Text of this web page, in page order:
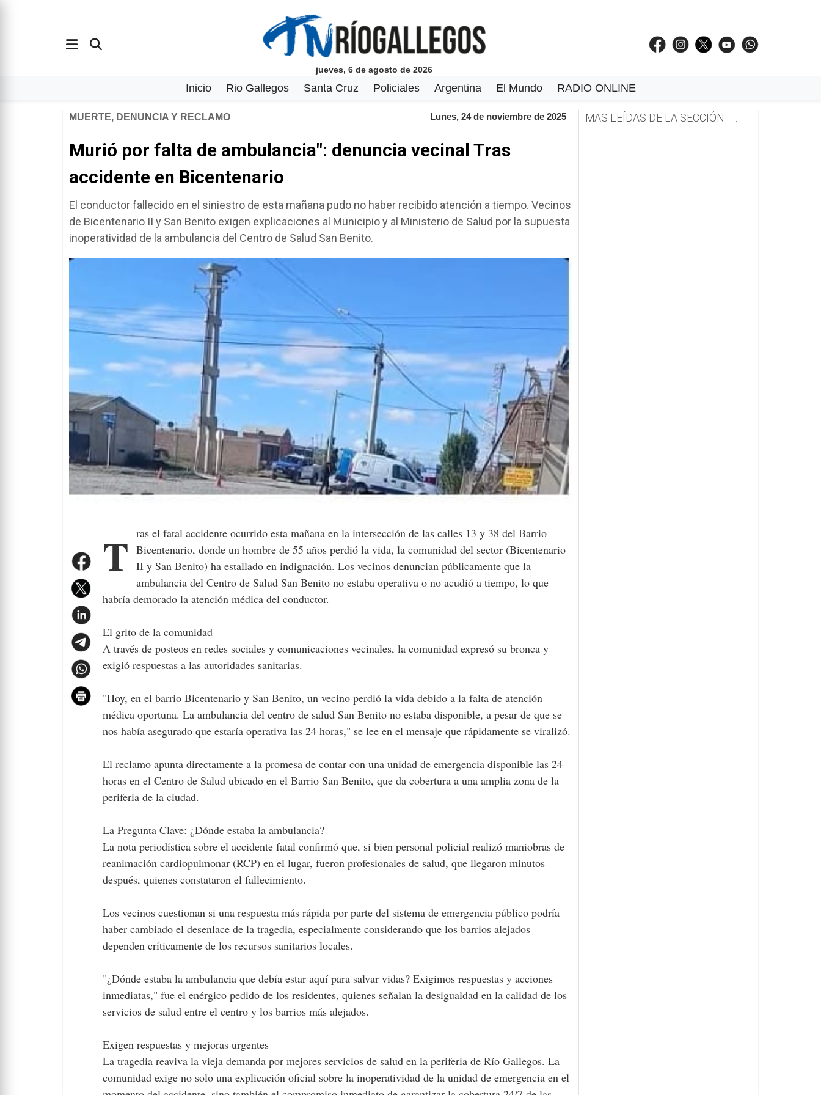
jueves, 6 de agosto de 2026
Inicio Rio Gallegos Santa Cruz Policiales Argentina El Mundo RADIO ONLINE
MUERTE, DENUNCIA Y RECLAMO Lunes, 24 de noviembre de 2025
Murió por falta de ambulancia": denuncia vecinal Tras
accidente en Bicentenario
El conductor fallecido en el siniestro de esta mañana pudo no haber recibido atención a tiempo. Vecinos
de Bicentenario II y San Benito exigen explicaciones al Municipio y al Ministerio de Salud por la supuesta
inoperatividad de la ambulancia del Centro de Salud San Benito.
Tras el fatal accidente ocurrido esta mañana en la intersección de las calles 13 y 38 del Barrio Bicentenario, donde un hombre de 55 años perdió la vida, la comunidad del sector (Bicentenario
II y San Benito) ha estallado en indignación. Los vecinos denuncian públicamente que la
ambulancia del Centro de Salud San Benito no estaba operativa o no acudió a tiempo, lo que
habría demorado la atención médica del conductor.
El grito de la comunidad
A través de posteos en redes sociales y comunicaciones vecinales, la comunidad expresó su bronca y
exigió respuestas a las autoridades sanitarias.
"Hoy, en el barrio Bicentenario y San Benito, un vecino perdió la vida debido a la falta de atención
médica oportuna. La ambulancia del centro de salud San Benito no estaba disponible, a pesar de que se
nos había asegurado que estaría operativa las 24 horas," se lee en el mensaje que rápidamente se viralizó.
El reclamo apunta directamente a la promesa de contar con una unidad de emergencia disponible las 24
horas en el Centro de Salud ubicado en el Barrio San Benito, que da cobertura a una amplia zona de la
periferia de la ciudad.
La Pregunta Clave: ¿Dónde estaba la ambulancia?
La nota periodística sobre el accidente fatal confirmó que, si bien personal policial realizó maniobras de
reanimación cardiopulmonar (RCP) en el lugar, fueron profesionales de salud, que llegaron minutos
después, quienes constataron el fallecimiento.
Los vecinos cuestionan si una respuesta más rápida por parte del sistema de emergencia público podría
haber cambiado el desenlace de la tragedia, especialmente considerando que los barrios alejados
dependen críticamente de los recursos sanitarios locales.
"¿Dónde estaba la ambulancia que debía estar aquí para salvar vidas? Exigimos respuestas y acciones
inmediatas," fue el enérgico pedido de los residentes, quienes señalan la desigualdad en la calidad de los
servicios de salud entre el centro y los barrios más alejados.
Exigen respuestas y mejoras urgentes
La tragedia reaviva la vieja demanda por mejores servicios de salud en la periferia de Río Gallegos. La
comunidad exige no solo una explicación oficial sobre la inoperatividad de la unidad de emergencia en el
MAS LEÍDAS DE LA SECCIÓN . . .